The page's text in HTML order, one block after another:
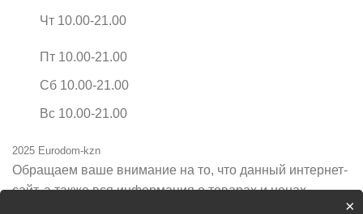
Чт 10.00-21.00
Пт 10.00-21.00
Сб 10.00-21.00
Вс 10.00-21.00
2025 Eurodom-kzn
Обращаем ваше внимание на то, что данный интернет-
сайт, а также вся информация о товарах и ценах,
×